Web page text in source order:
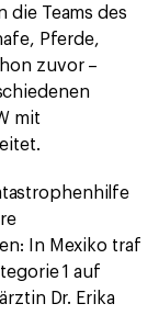
die Teams des
Pferde,
zuvor –
mit
In Mexiko traf
1 auf
Dr. Erika